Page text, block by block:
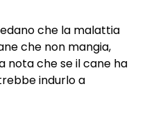
che la malattia
che non mangia,
nota che se il cane ha
indurlo a